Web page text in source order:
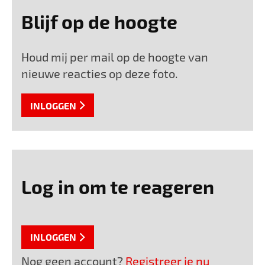
ongehaast, alsof dit haar dagelijkse decor is. De grondels
blijven kijken, de botervisjes blijven proberen en de
krabben blijven nieuwsgierig.
En de groene zeedonderpad?
Die houdt alles in de gaten. En mij ook.
Blijf op de hoogte
Houd mij per mail op de hoogte van
nieuwe reacties op deze foto.
INLOGGEN
Log in om te reageren
INLOGGEN
Nog geen account? Registreer je nu